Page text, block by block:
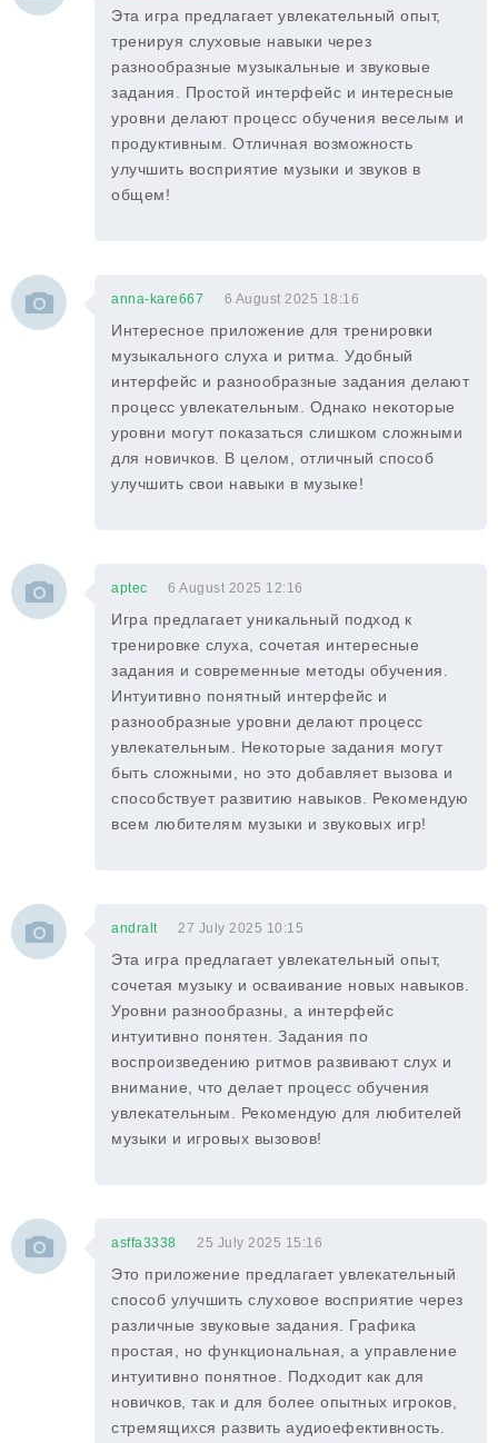
Эта игра предлагает увлекательный опыт,
тренируя слуховые навыки через
разнообразные музыкальные и звуковые
задания. Простой интерфейс и интересные
уровни делают процесс обучения веселым и
продуктивным. Отличная возможность
улучшить восприятие музыки и звуков в
общем!
anna-kare667 6 August 2025 18:16
Интересное приложение для тренировки
музыкального слуха и ритма. Удобный
интерфейс и разнообразные задания делают
процесс увлекательным. Однако некоторые
уровни могут показаться слишком сложными
для новичков. В целом, отличный способ
улучшить свои навыки в музыке!
aptec 6 August 2025 12:16
Игра предлагает уникальный подход к
тренировке слуха, сочетая интересные
задания и современные методы обучения.
Интуитивно понятный интерфейс и
разнообразные уровни делают процесс
увлекательным. Некоторые задания могут
быть сложными, но это добавляет вызова и
способствует развитию навыков. Рекомендую
всем любителям музыки и звуковых игр!
andralt 27 July 2025 10:15
Эта игра предлагает увлекательный опыт,
сочетая музыку и осваивание новых навыков.
Уровни разнообразны, а интерфейс
интуитивно понятен. Задания по
воспроизведению ритмов развивают слух и
внимание, что делает процесс обучения
увлекательным. Рекомендую для любителей
музыки и игровых вызовов!
asffa3338 25 July 2025 15:16
Это приложение предлагает увлекательный
способ улучшить слуховое восприятие через
различные звуковые задания. Графика
простая, но функциональная, а управление
интуитивно понятное. Подходит как для
новичков, так и для более опытных игроков,
стремящихся развить аудиоефективность.